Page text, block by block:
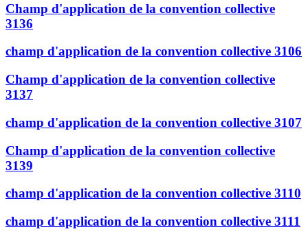
Champ d'application de la convention collective
3136
champ d'application de la convention collective 3106
Champ d'application de la convention collective
3137
champ d'application de la convention collective 3107
Champ d'application de la convention collective
3139
champ d'application de la convention collective 3110
champ d'application de la convention collective 3111